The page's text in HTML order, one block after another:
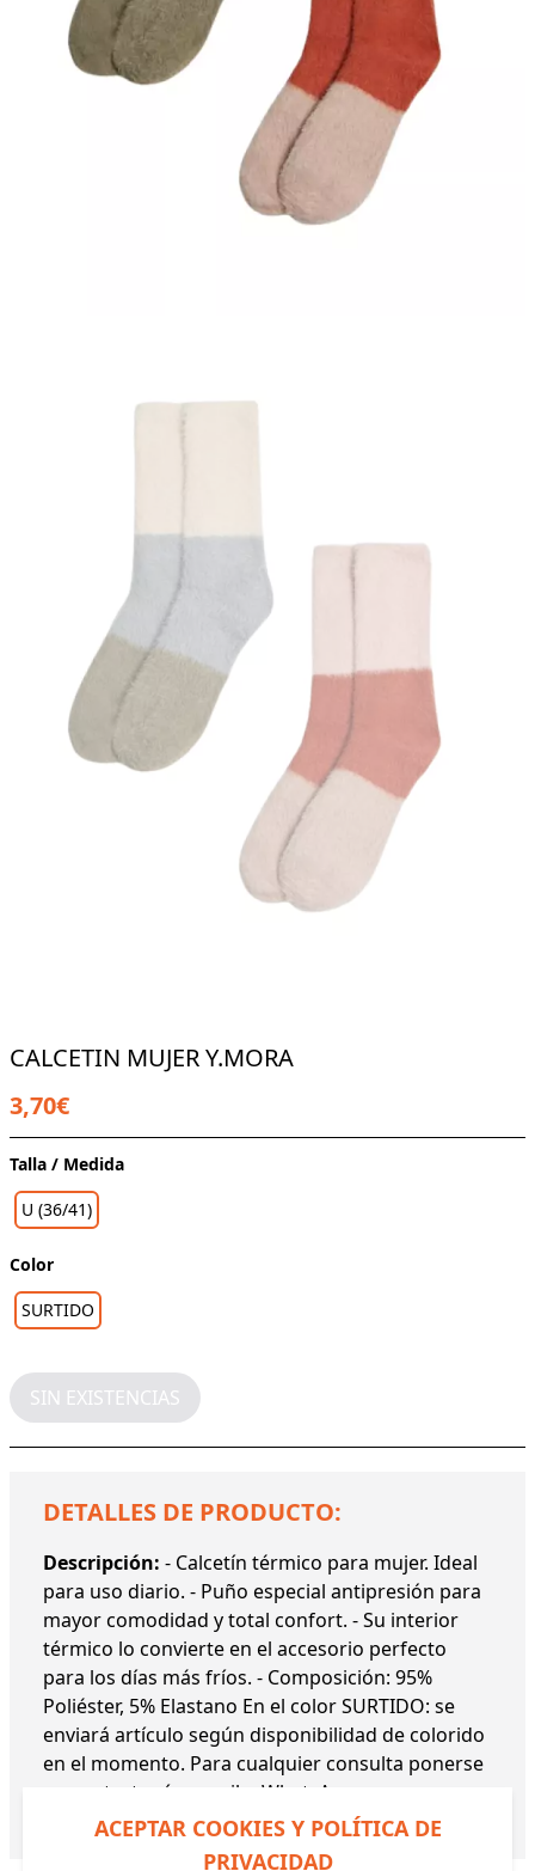
CALCETIN MUJER Y.MORA
3,70€
Talla / Medida
U (36/41)
Color
SURTIDO
SIN EXISTENCIAS
DETALLES DE PRODUCTO:
Descripción: - Calcetín térmico para mujer. Ideal
para uso diario. - Puño especial antipresión para
mayor comodidad y total confort. - Su interior
térmico lo convierte en el accesorio perfecto
para los días más fríos. - Composición: 95%
Poliéster, 5% Elastano En el color SURTIDO: se
enviará artículo según disponibilidad de colorido
en el momento. Para cualquier consulta ponerse
en contacto vía e-mail o WhatsApp
Referencia:12898 YM
ACEPTAR COOKIES Y POLÍTICA DE
PRIVACIDAD